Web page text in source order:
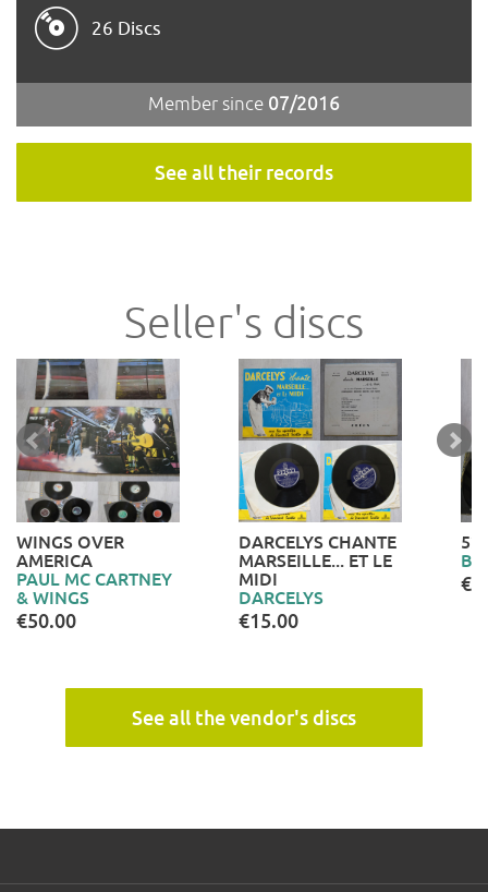
26 Discs
Member since 07/2016
See all their records
Seller's discs
WINGS OVER
AMERICA
PAUL MC CARTNEY
& WINGS
€50.00
DARCELYS CHANTE
MARSEILLE... ET LE
MIDI
DARCELYS
€15.00
See all the vendor's discs